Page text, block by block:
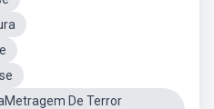
De Terror